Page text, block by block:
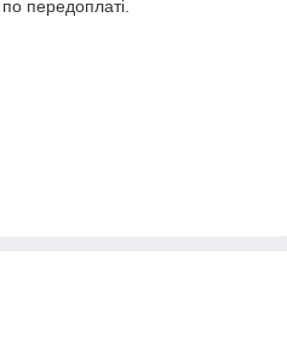
передоплаті.